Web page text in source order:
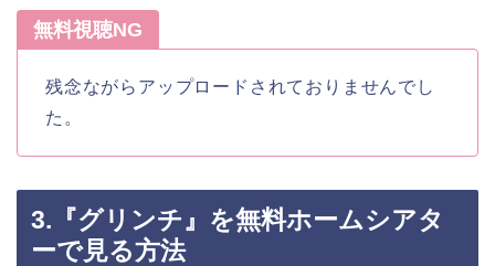
無料視聴NG
残念ながらアップロードされておりませんでし
た。
3.『グリンチ』を無料ホームシアタ
ーで見る方法